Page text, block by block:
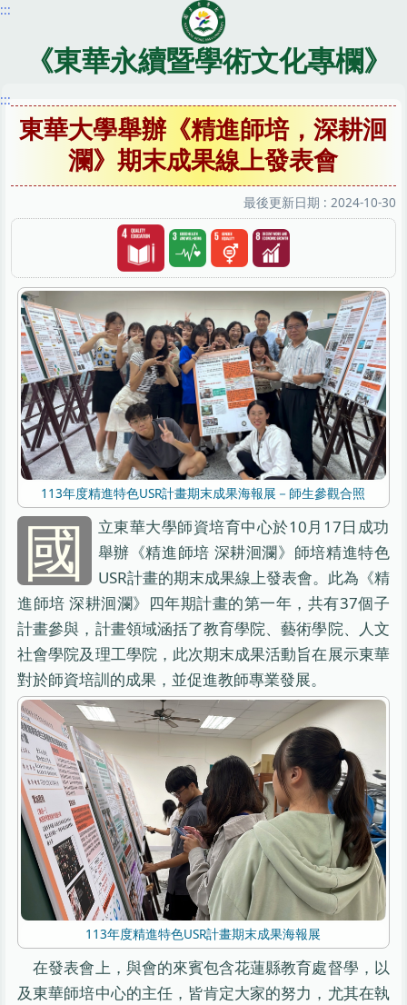
跳
內
區
:::
《東華永續暨學術文化專欄》
:::
東華大學舉辦《精進師培，深耕洄
瀾》期末成果線上發表會
最後更新日期 : 2024-10-30
113年度精進特色USR計畫期末成果海報展－師生參觀合照
國
立東華大學師資培育中心於10月17日成功
舉辦《精進師培 深耕洄瀾》師培精進特色
USR計畫的期末成果線上發表會。此為《精
進師培 深耕洄瀾》四年期計畫的第一年，共有37個子
計畫參與，計畫領域涵括了教育學院、藝術學院、人文
社會學院及理工學院，此次期末成果活動旨在展示東華
對於師資培訓的成果，並促進教師專業發展。
113年度精進特色USR計畫期末成果海報展
在發表會上，與會的來賓包含花蓮縣教育處督學，以
及東華師培中心的主任，皆肯定大家的努力，尤其在執